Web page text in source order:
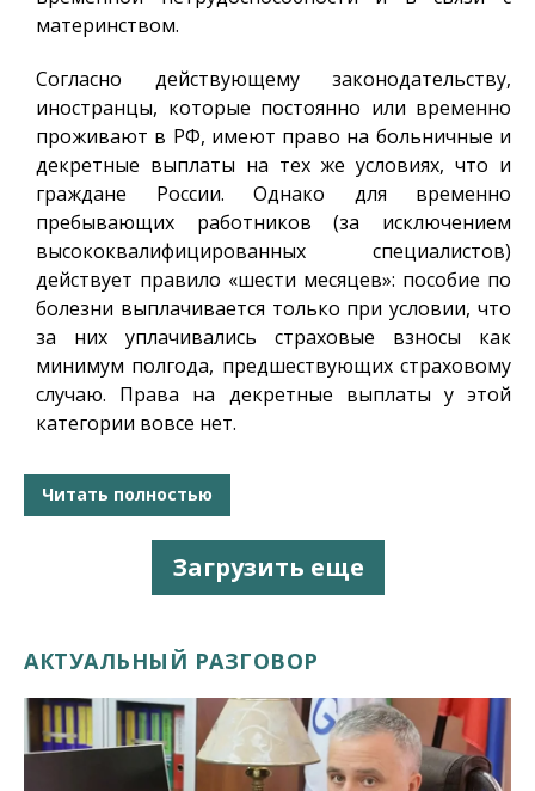
материнством.
Согласно действующему законодательству,
иностранцы, которые постоянно или временно
проживают в РФ, имеют право на больничные и
декретные выплаты на тех же условиях, что и
граждане России. Однако для временно
пребывающих работников (за исключением
высококвалифицированных специалистов)
действует правило «шести месяцев»: пособие по
болезни выплачивается только при условии, что
за них уплачивались страховые взносы как
минимум полгода, предшествующих страховому
случаю. Права на декретные выплаты у этой
категории вовсе нет.
Читать полностью
Загрузить еще
АКТУАЛЬНЫЙ РАЗГОВОР